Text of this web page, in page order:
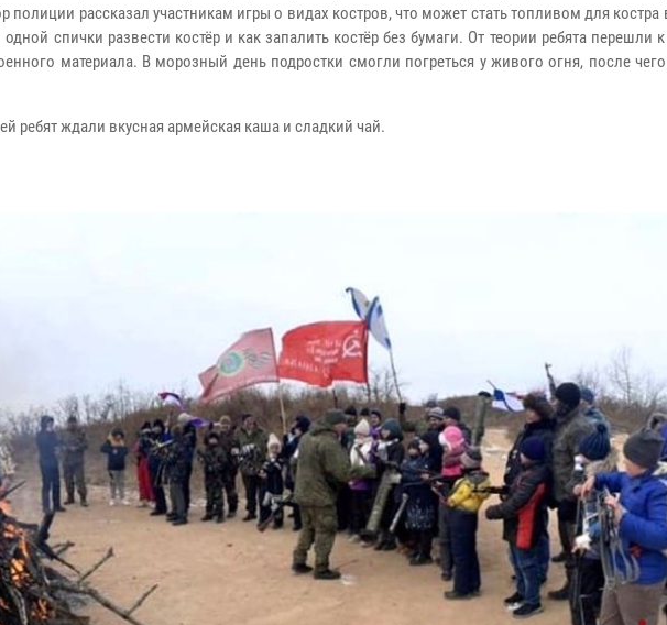
полиции рассказал участникам игры о видах костров, что может стать топливом для костра
спички развести костёр и как запалить костёр без бумаги. От теории ребята перешли
материала. В морозный день подростки смогли погреться у живого огня, после
ребят ждали вкусная армейская каша и сладкий чай.